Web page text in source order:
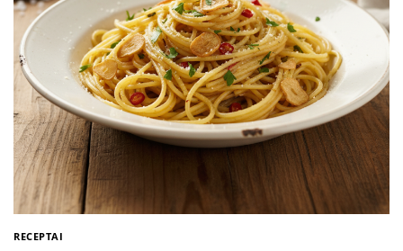
RECEPTAI